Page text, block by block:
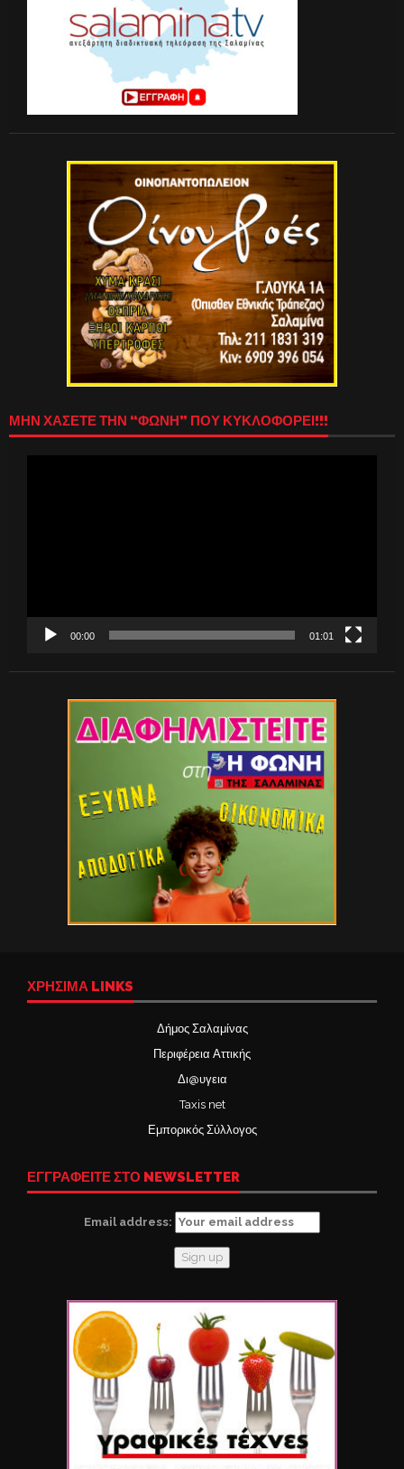
ΜΗΝ ΧΑΣΕΤΕ ΤΗΝ “ΦΩΝΗ” ΠΟΥ ΚΥΚΛΟΦΟΡΕΙ!!!
00:00 01:01
ΧΡΉΣΙΜΑ LINKS
Δήμος Σαλαμίνας
Περιφέρεια Αττικής
Δι@υγεια
Taxis net
Εμπορικός Σύλλογος
ΕΓΓΡΑΦΕΙΤΕ ΣΤΟ NEWSLETTER
Email address: